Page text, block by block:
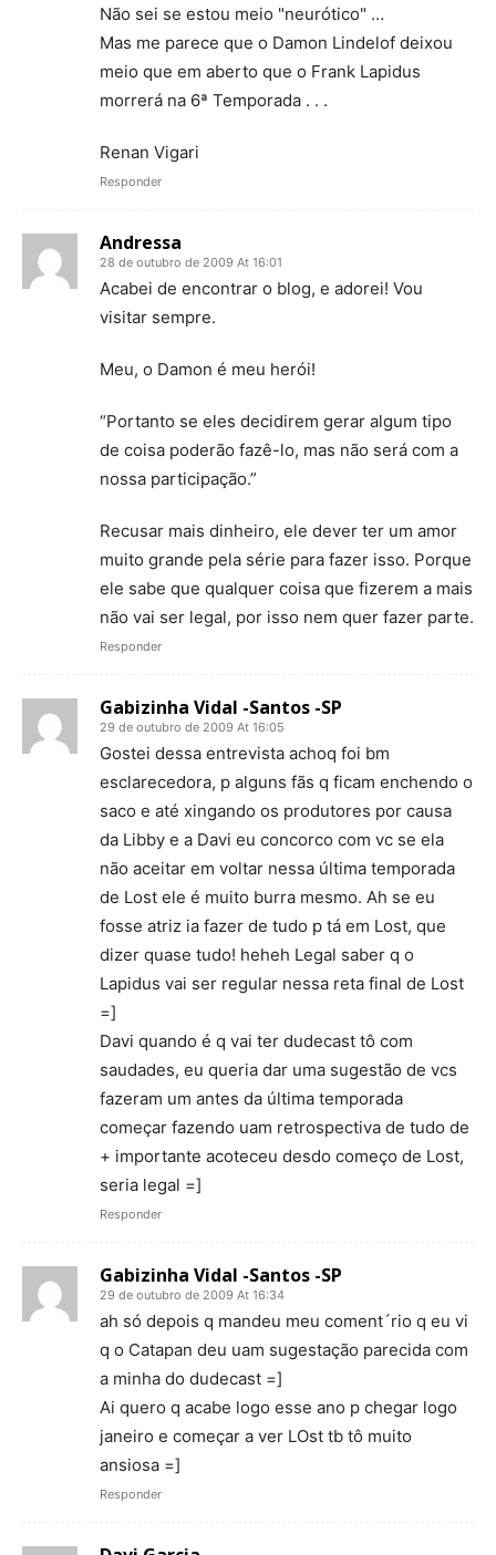
Não sei se estou meio "neurótico" …
Mas me parece que o Damon Lindelof deixou
meio que em aberto que o Frank Lapidus
morrerá na 6ª Temporada . . .
Renan Vigari
Responder
Andressa
28 de outubro de 2009 At 16:01
Acabei de encontrar o blog, e adorei! Vou
visitar sempre.
Meu, o Damon é meu herói!
“Portanto se eles decidirem gerar algum tipo
de coisa poderão fazê-lo, mas não será com a
nossa participação.”
Recusar mais dinheiro, ele dever ter um amor
muito grande pela série para fazer isso. Porque
ele sabe que qualquer coisa que fizerem a mais
não vai ser legal, por isso nem quer fazer parte.
Responder
Gabizinha Vidal -Santos -SP
29 de outubro de 2009 At 16:05
Gostei dessa entrevista achoq foi bm
esclarecedora, p alguns fãs q ficam enchendo o
saco e até xingando os produtores por causa
da Libby e a Davi eu concorco com vc se ela
não aceitar em voltar nessa última temporada
de Lost ele é muito burra mesmo. Ah se eu
fosse atriz ia fazer de tudo p tá em Lost, que
dizer quase tudo! heheh Legal saber q o
Lapidus vai ser regular nessa reta final de Lost
=]
Davi quando é q vai ter dudecast tô com
saudades, eu queria dar uma sugestão de vcs
fazeram um antes da última temporada
começar fazendo uam retrospectiva de tudo de
+ importante acoteceu desdo começo de Lost,
seria legal =]
Responder
Gabizinha Vidal -Santos -SP
29 de outubro de 2009 At 16:34
ah só depois q mandeu meu coment´rio q eu vi
q o Catapan deu uam sugestação parecida com
a minha do dudecast =]
Ai quero q acabe logo esse ano p chegar logo
janeiro e começar a ver LOst tb tô muito
ansiosa =]
Responder